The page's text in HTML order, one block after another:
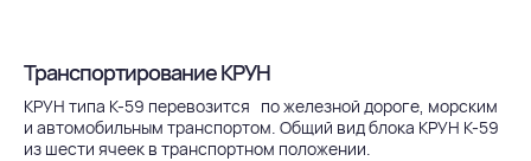
Транспортирование КРУН
КРУН типа К-59 перевозится по железной дороге, морским
и автомобильным транспортом. Общий вид блока КРУН К-59
из шести ячеек в транспортном положении.